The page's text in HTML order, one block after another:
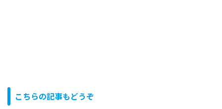
こちらの記事もどうぞ